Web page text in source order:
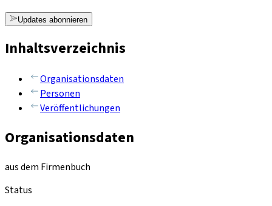
Updates abonnieren
Inhaltsverzeichnis
Organisationsdaten
Personen
Veröffentlichungen
Organisationsdaten
aus dem Firmenbuch
Status